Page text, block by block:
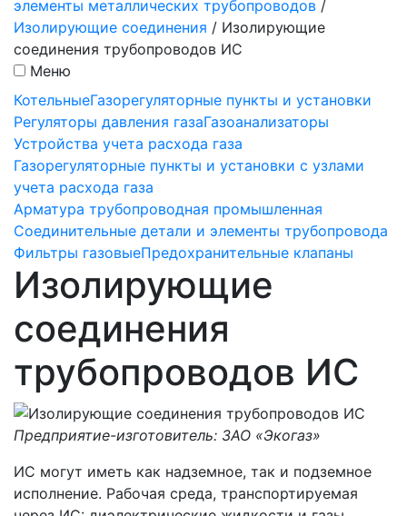
элементы металлических трубопроводов /
Изолирующие соединения / Изолирующие
соединения трубопроводов ИС
Меню
КотельныеГазорегуляторные пункты и установки
Регуляторы давления газаГазоанализаторы
Устройства учета расхода газа
Газорегуляторные пункты и установки с узлами
учета расхода газа
Арматура трубопроводная промышленная
Соединительные детали и элементы трубопровода
Фильтры газовыеПредохранительные клапаны
Изолирующие
соединения
трубопроводов ИС
Предприятие-изготовитель: ЗАО «Экогаз»
ИС могут иметь как надземное, так и подземное
исполнение. Рабочая среда, транспортируемая